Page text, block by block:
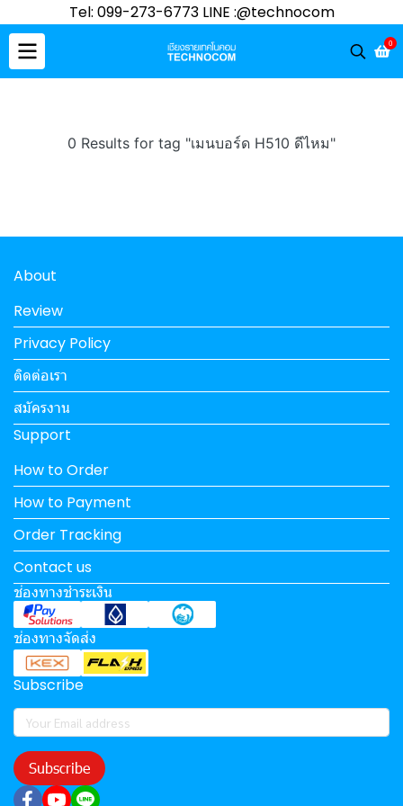
Tel: 099-273-6773 LINE :@technocom
0
0 Results for tag "เมนบอร์ด H510 ดีไหม"
About
Review
Privacy Policy
ติดต่อเรา
สมัครงาน
Support
How to Order
How to Payment
Order Tracking
Contact us
ช่องทางชำระเงิน
ช่องทางจัดส่ง
Subscribe
Subscribe